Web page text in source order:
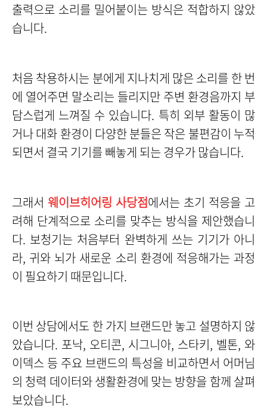
출력으로 소리를 밀어붙이는 방식은 적합하지 않았
습니다.
처음 착용하시는 분에게 지나치게 많은 소리를 한 번
에 열어주면 말소리는 들리지만 주변 환경음까지 부
담스럽게 느껴질 수 있습니다. 특히 외부 활동이 많
거나 대화 환경이 다양한 분들은 작은 불편감이 누적
되면서 결국 기기를 빼놓게 되는 경우가 많습니다.
그래서 웨이브히어링 사당점에서는 초기 적응을 고
려해 단계적으로 소리를 맞추는 방식을 제안했습니
다. 보청기는 처음부터 완벽하게 쓰는 기기가 아니
라, 귀와 뇌가 새로운 소리 환경에 적응해가는 과정
이 필요하기 때문입니다.
이번 상담에서도 한 가지 브랜드만 놓고 설명하지 않
았습니다. 포낙, 오티콘, 시그니아, 스타키, 벨톤, 와
이덱스 등 주요 브랜드의 특성을 비교하면서 어머님
의 청력 데이터와 생활환경에 맞는 방향을 함께 살펴
보았습니다.